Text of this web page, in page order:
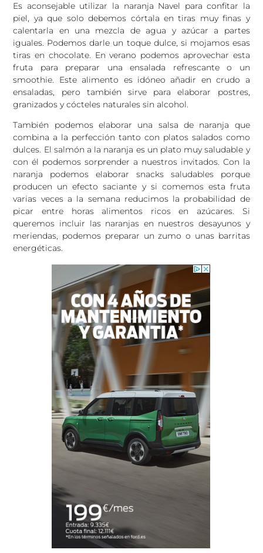
Es aconsejable utilizar la naranja Navel para confitar la
piel, ya que solo debemos córtala en tiras muy finas y
calentarla en una mezcla de agua y azúcar a partes
iguales. Podemos darle un toque dulce, si mojamos esas
tiras en chocolate. En verano podemos aprovechar esta
fruta para preparar una ensalada refrescante o un
smoothie. Este alimento es idóneo añadir en crudo a
ensaladas, pero también sirve para elaborar postres,
granizados y cócteles naturales sin alcohol.
También podemos elaborar una salsa de naranja que
combina a la perfección tanto con platos salados como
dulces. El salmón a la naranja es un plato muy saludable y
con él podemos sorprender a nuestros invitados. Con la
naranja podemos elaborar snacks saludables porque
producen un efecto saciante y si comemos esta fruta
varias veces a la semana reducimos la probabilidad de
picar entre horas alimentos ricos en azúcares. Si
queremos incluir las naranjas en nuestros desayunos y
meriendas, podemos preparar un zumo o unas barritas
energéticas.